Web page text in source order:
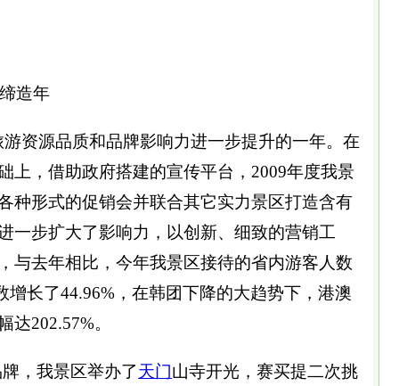
造年
游资源品质和品牌影响力进一步提升的一年。在
上，借助政府搭建的宣传平台，2009年度我景
种形式的促销会并联合其它实力景区打造含有
一步扩大了影响力，以创新、细致的营销工
与去年相比，今年我景区接待的省内游客人数
增长了44.96%，在韩团下降的大趋势下，港澳
202.57%。
，我景区举办了天门山寺开光，赛买提二次挑